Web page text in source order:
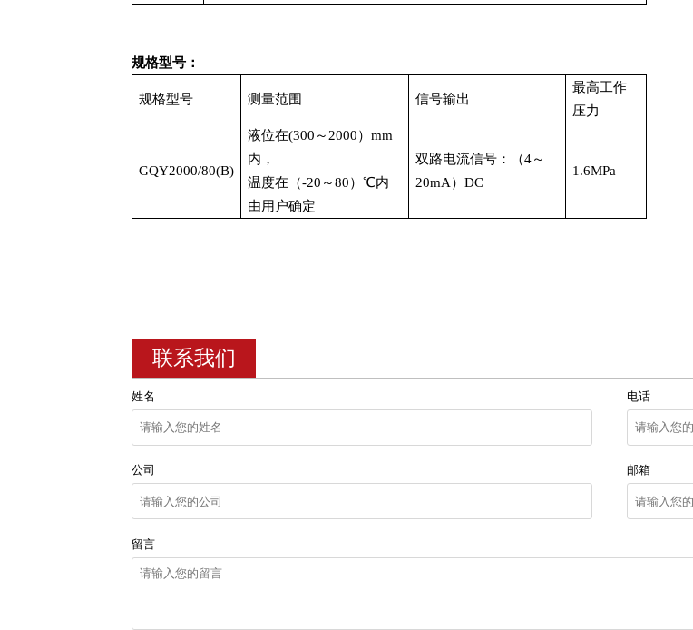
规格型号：
规格型号 测量范围 信号输出
最高工作
压力
GQY2000/80(B)
液位在(300～2000）mm
内，
温度在（-20～80）℃内
由用户确定
双路电流信号：（4～
20mA）DC
1.6MPa
联系我们
姓名 电话
公司 邮箱
留言